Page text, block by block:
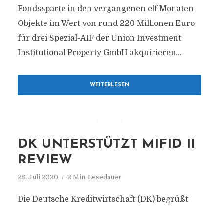
Fondssparte in den vergangenen elf Monaten
Objekte im Wert von rund 220 Millionen Euro
für drei Spezial-AIF der Union Investment
Institutional Property GmbH akquirieren...
WEITERLESEN
DK UNTERSTÜTZT MIFID II
REVIEW
28. Juli 2020 2 Min. Lesedauer
Die Deutsche Kreditwirtschaft (DK) begrüßt